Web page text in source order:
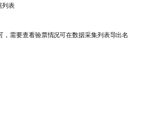
列表
需要查看验票情况可在数据采集列表导出名